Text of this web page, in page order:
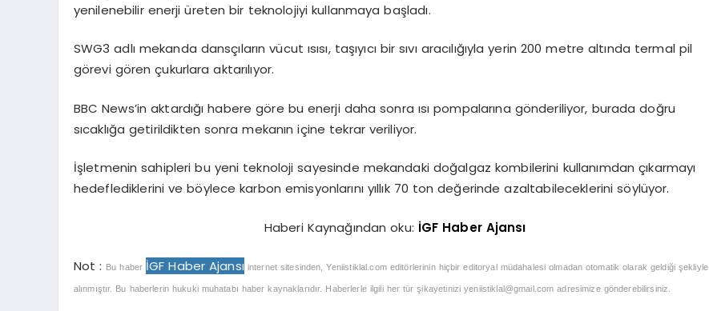
yenilenebilir enerji üreten bir teknolojiyi kullanmaya başladı.
SWG3 adlı mekanda dansçıların vücut ısısı, taşıyıcı bir sıvı aracılığıyla yerin 200 metre altında termal pil
görevi gören çukurlara aktarılıyor.
BBC News’in aktardığı habere göre bu enerji daha sonra ısı pompalarına gönderiliyor, burada doğru
sıcaklığa getirildikten sonra mekanın içine tekrar veriliyor.
İşletmenin sahipleri bu yeni teknoloji sayesinde mekandaki doğalgaz kombilerini kullanımdan çıkarmayı
hedeflediklerini ve böylece karbon emisyonlarını yıllık 70 ton değerinde azaltabileceklerini söylüyor.
Haberi Kaynağından oku: İGF Haber Ajansı
Not : Bu haber İGF Haber Ajansı internet sitesinden, Yeniistiklal.com editörlerinin hiçbir editoryal müdahalesi olmadan otomatik olarak geldiği şekliyle
alınmıştır. Bu haberlerin hukuki muhatabı haber kaynaklarıdır. Haberlerle ilgili her tür şikayetiniziyeniistiklal@gmail.com adresimize gönderebilirsiniz.